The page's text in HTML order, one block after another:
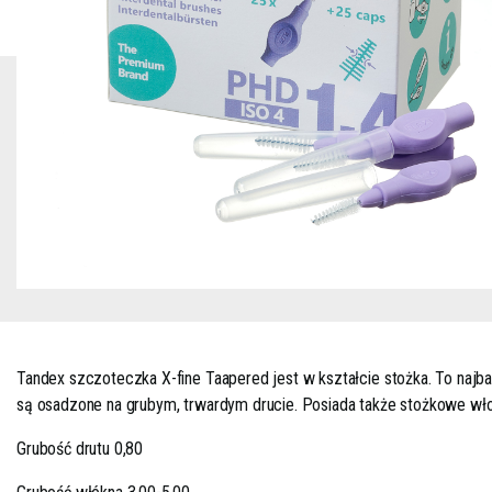
Tandex szczoteczka X-fine Taapered jest w kształcie stożka. To
są osadzone na grubym, trwardym drucie. Posiada także stożkowe
Grubość drutu 0,80